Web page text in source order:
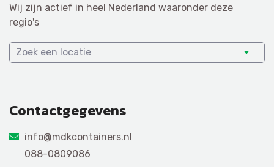
Wij zijn actief in heel Nederland waaronder deze
regio's
Zoek een locatie
Contactgegevens
info@mdkcontainers.nl
088-0809086